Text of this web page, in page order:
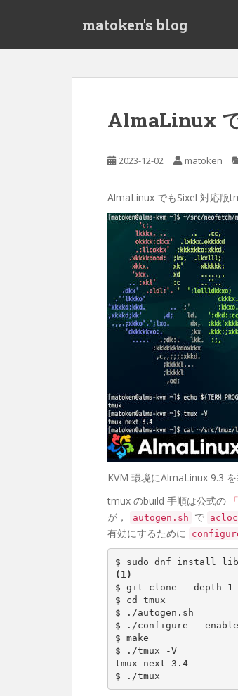
matoken's blog
AlmaLinux
2023-12-02 matoken
AlmaLinux でもSixel 対応版
KVM 環境にAlmaLinux 9.3
tmux のbuild 手順は公式の
が，
autogen.sh で
有効にするために
(1)
$ git clone --depth 1
$ cd tmux
$ ./autogen.sh
$ ./configure --
$ make
$ ./tmux -V
tmux next-3.4
$ ./tmux